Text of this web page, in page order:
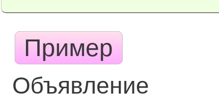
Пример
Объявление